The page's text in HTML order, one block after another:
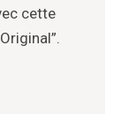
cette